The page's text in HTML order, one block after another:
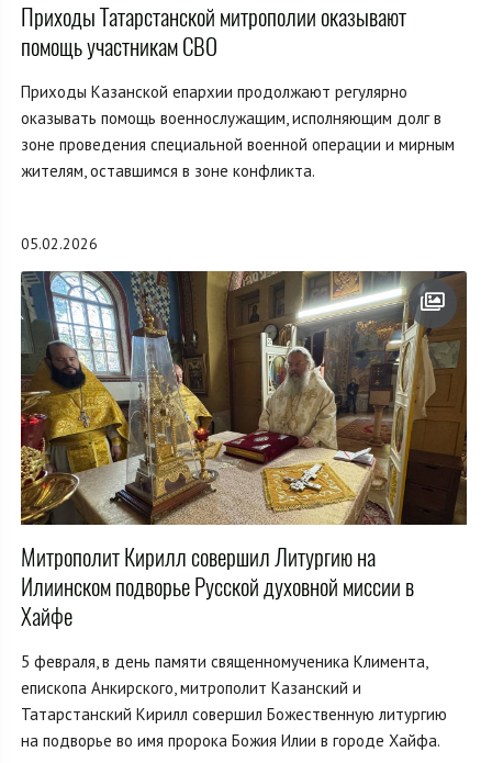
Приходы Татарстанской митрополии оказывают
помощь участникам СВО
Приходы Казанской епархии продолжают регулярно
оказывать помощь военнослужащим, исполняющим долг в
зоне проведения специальной военной операции и мирным
жителям, оставшимся в зоне конфликта.
05.02.2026
Митрополит Кирилл совершил Литургию на
Илиинском подворье Русской духовной миссии в
Хайфе
5 февраля, в день памяти священномученика Климента,
епископа Анкирского, митрополит Казанский и
Татарстанский Кирилл совершил Божественную литургию
на подворье во имя пророка Божия Илии в городе Хайфа.